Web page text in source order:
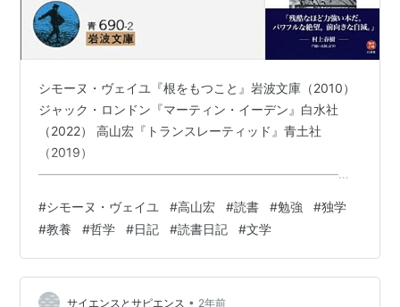
シモーヌ・ヴェイユ『根をもつこと』岩波文庫（2010）
ジャック・ロンドン『マーティン・イーデン』白水社
（2022） 高山宏『トランスレーティッド』青土社
（2019）
―――――――――――――――――――――――――
岩波書店 公式HP：https://www.iwanami.co.jp/ 公式
X（旧 Twitter）：https://twitter.com/Iwanamishoten?
ref_src=twsrc%5Egoogle%7Ctwcamp%5Eserp%7Ctwgr
%5Eautho ■株式会社白水社 公式HP：https://www…
#シモーヌ・ヴェイユ #高山宏 #読書 #勉強 #独学
#教養 #哲学 #日記 #読書日記 #文学
サイエンスとサピエンス • 2年前